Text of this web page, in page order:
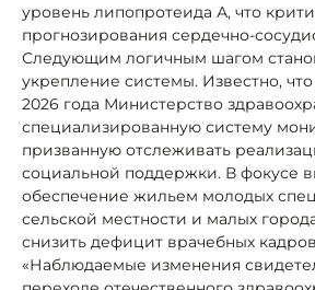
уровень липопротеида А, что
прогнозирования сердечно-
Следующим логичным шагом
укрепление системы. Известно,
2026 года Министерство
специализированную систему
призванную отслеживать
социальной поддержки. В фокусе
обеспечение жильем молодых
сельской местности и малых
снизить дефицит врачебных
«Наблюдаемые изменения